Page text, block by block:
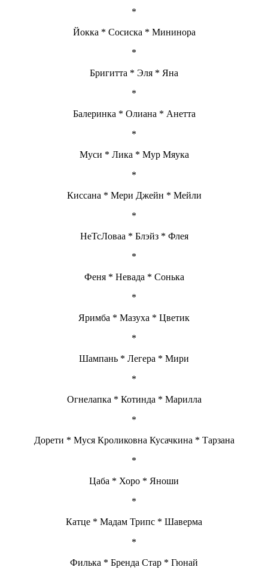
*
Йокка * Сосиска * Мининора
*
Бригитта * Эля * Яна
*
Балеринка * Олиана * Анетта
*
Муси * Лика * Мур Мяука
*
Киссана * Мери Джейн * Мейли
*
НеТсЛоваа * Блэйз * Флея
*
Феня * Невада * Сонька
*
Яримба * Мазуха * Цветик
*
Шампань * Легера * Мири
*
Огнелапка * Котинда * Марилла
*
Дорети * Муся Кроликовна Кусачкина * Тарзана
*
Цаба * Хоро * Яноши
*
Катце * Мадам Трипс * Шаверма
*
Филька * Бренда Стар * Гюнай